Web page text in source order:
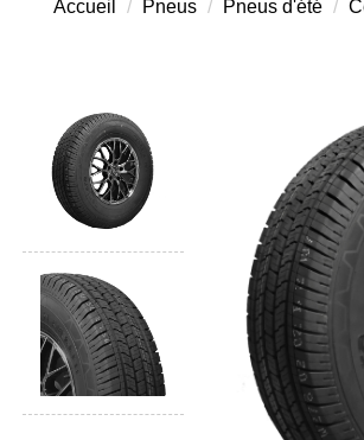
Accueil Pneus Pneus d'été